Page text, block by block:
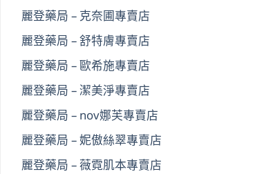
麗登藥局 – 克奈圃專賣店
麗登藥局 – 舒特膚專賣店
麗登藥局 – 歐希施專賣店
麗登藥局 – 潔美淨專賣店
麗登藥局 – nov娜芙專賣店
麗登藥局 – 妮傲絲翠專賣店
麗登藥局 – 薇霓肌本專賣店